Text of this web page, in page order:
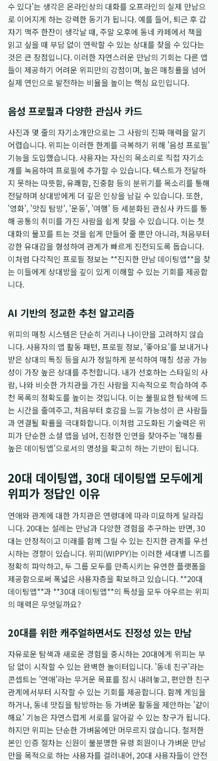
수 있다'는 생각은 온라인상의 대화를 오프라인의 실제 만남으
로 이어지게 하는 강력한 동기가 됩니다. 예를 들어, 퇴근 후 갑
자기 맥주 한잔이 생각날 때, 주말 오후에 동네 카페에서 책을
읽고 싶을 때 부담 없이 연락할 수 있는 상대를 찾을 수 있다는
것은 큰 장점입니다. 이러한 자연스러운 만남의 기회는 다른 앱
들이 제공하기 어려운 위피만의 강점이며, 높은 매칭률을 넘어
실제 연인으로 발전하는 비율을 높이는 핵심 요인입니다.
음성 프로필과 다양한 관심사 카드
사진과 몇 줄의 자기소개만으로는 그 사람의 진짜 매력을 알기
어렵습니다. 위피는 이러한 한계를 극복하기 위해 '음성 프로필'
기능을 도입했습니다. 사용자는 자신의 목소리로 직접 자기소
개를 녹음하여 프로필에 추가할 수 있습니다. 텍스트가 전달하
지 못하는 따뜻함, 유쾌함, 진중함 등의 분위기를 목소리를 통해
전달하며 상대방에게 더 깊은 인상을 남길 수 있습니다. 또한,
'영화', '맛집 탐방', '운동', '여행' 등 세분화된 관심사 카드를 통
해 공통의 취미를 가진 사람을 쉽게 찾을 수 있습니다. 이는 첫
대화의 물꼬를 트는 것을 쉽게 만들어 줄 뿐만 아니라, 처음부터
강한 유대감을 형성하여 관계가 빠르게 진전되도록 돕습니다.
이처럼 다각적인 프로필 정보는 **진지한 만남 데이팅앱**을 찾
는 이들에게 상대방을 깊이 있게 이해할 수 있는 기회를 제공합
니다.
AI 기반의 정교한 추천 알고리즘
위피의 매칭 시스템은 단순히 거리나 나이만을 고려하지 않습
니다. 사용자의 앱 활동 패턴, 프로필 정보, '좋아요'를 보내거나
받은 상대의 특징 등을 AI가 정밀하게 분석하여 매칭 성공 가능
성이 가장 높은 상대를 추천합니다. 내가 선호하는 스타일의 사
람, 나와 비슷한 가치관을 가진 사람을 지속적으로 학습하여 추
천 목록의 정확도를 높이는 것입니다. 이는 불필요한 탐색에 드
는 시간을 줄여주고, 처음부터 호감을 느낄 가능성이 큰 사람들
과 연결될 확률을 극대화합니다. 이처럼 고도화된 기술력은 위
피가 단순한 소셜 앱을 넘어, 진정한 인연을 찾아주는 '매칭률
높은 데이팅앱'으로서의 명성을 확고히 하는 기반이 됩니다.
20대 데이팅앱, 30대 데이팅앱 모두에게
위피가 정답인 이유
연애와 관계에 대한 가치관은 연령대에 따라 미묘하게 달라집
니다. 20대는 설레는 만남과 다양한 경험을 추구하는 반면, 30
대는 안정적이고 미래를 함께 그릴 수 있는 진지한 관계를 우선
시하는 경향이 있습니다. 위피(WIPPY)는 이러한 세대별 니즈를
정확히 파악하고, 두 그룹 모두를 만족시키는 유연한 플랫폼을
제공함으로써 폭넓은 사용자층을 확보하고 있습니다. **20대
데이팅앱**과 **30대 데이팅앱**의 특성을 모두 아우르는 위피
의 매력은 무엇일까요?
20대를 위한 캐주얼하면서도 진정성 있는 만남
자유로운 탐색과 새로운 경험을 중시하는 20대에게 위피는 부
담 없이 시작할 수 있는 완벽한 놀이터입니다. '동네 친구'라는
콘셉트는 '연애'라는 무거운 목표를 잠시 내려놓고, 편안한 친구
관계에서부터 시작할 수 있는 기회를 제공합니다. 함께 게임을
하거나, 동네 맛집을 탐방하는 등 가벼운 활동을 제안하는 '같이
해요' 기능은 자연스럽게 서로를 알아갈 수 있는 창구가 됩니다.
하지만 위피는 단순한 가벼움에만 머무르지 않습니다. 철저한
본인 인증 절차는 신원이 불분명한 유령 회원이나 가벼운 만남
만을 목적으로 하는 사용자를 걸러내어, 20대 사용자들이 안전